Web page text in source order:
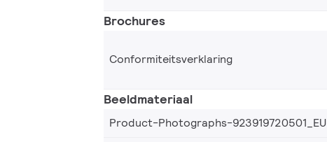
Brochures
Conformiteitsverklaring
Beeldmateriaal
Product-Photographs-923919720501_EU